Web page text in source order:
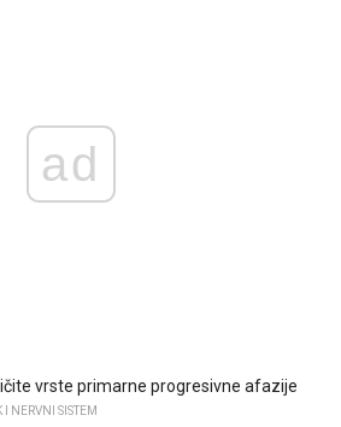
ad
vrste primarne progresivne afazije
I NERVNI SISTEM